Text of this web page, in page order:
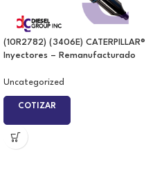
(10R2782) (3406E) CATERPILLAR®
Inyectores – Remanufacturado
Uncategorized
COTIZAR